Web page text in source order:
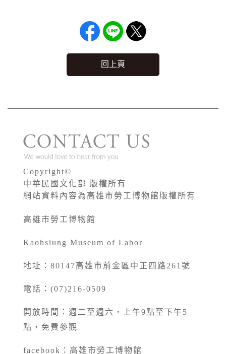
回上頁
Copyright©
中華民國文化部 版權所有
網站資料內容為高雄市勞工博物館版權所有
高雄市勞工博物館
Kaohsiung Museum of Labor
地址：80147高雄市前金區中正四路261號
電話：(07)216-0509
開放時間：週二至週六，上午9點至下午5
點，免費參觀
facebook： 高雄市勞工博物館